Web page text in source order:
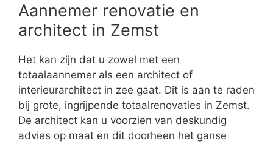
Aannemer renovatie en
architect in Zemst
Het kan zijn dat u zowel met een
totaalaannemer als een architect of
interieurarchitect in zee gaat. Dit is aan te raden
bij grote, ingrijpende totaalrenovaties in Zemst.
De architect kan u voorzien van deskundig
advies op maat en dit doorheen het ganse